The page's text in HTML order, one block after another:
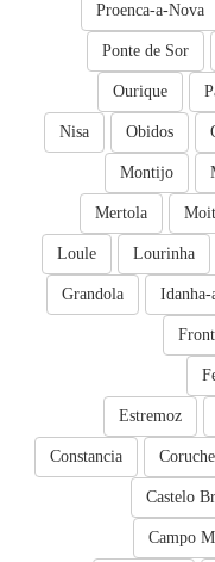
Proenca-a-Nova
Ponte de Sor
Ourique
Obidos
Nisa
Montijo
Mertola
Lourinha
Loule
Grandola
Estremoz
Coruche
Constancia
Castelo
Campo